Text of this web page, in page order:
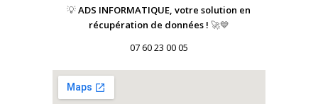
💡ADS INFORMATIQUE, votre solution en
récupération de données ! 🚀💙
07 60 23 00 05